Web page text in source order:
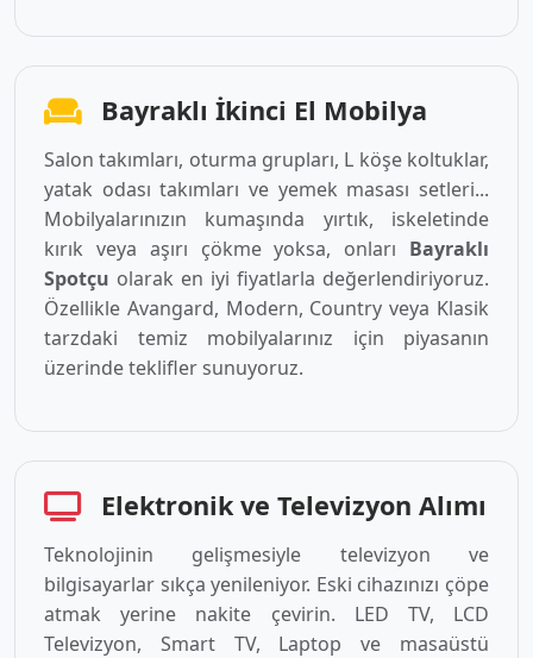
Bayraklı İkinci El Mobilya
Salon takımları, oturma grupları, L köşe koltuklar,
yatak odası takımları ve yemek masası setleri...
Mobilyalarınızın kumaşında yırtık, iskeletinde
kırık veya aşırı çökme yoksa, onları Bayraklı
Spotçu olarak en iyi fiyatlarla değerlendiriyoruz.
Özellikle Avangard, Modern, Country veya Klasik
tarzdaki temiz mobilyalarınız için piyasanın
üzerinde teklifler sunuyoruz.
Elektronik ve Televizyon Alımı
Teknolojinin gelişmesiyle televizyon ve
bilgisayarlar sıkça yenileniyor. Eski cihazınızı çöpe
atmak yerine nakite çevirin. LED TV, LCD
Televizyon, Smart TV, Laptop ve masaüstü